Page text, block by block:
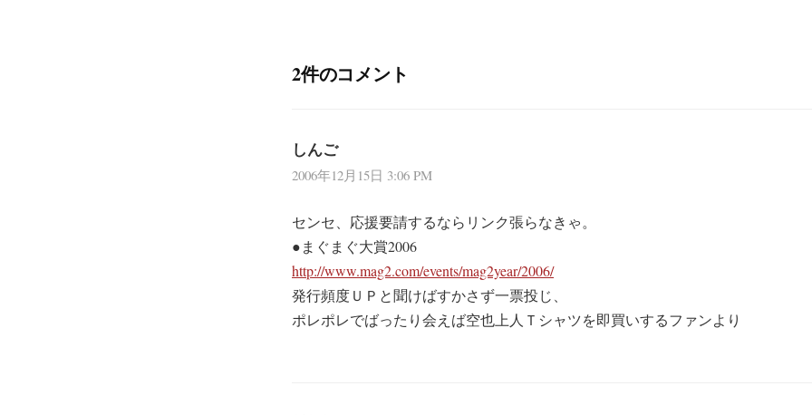
ゲ
シ
ョ
2件のコメント
しんご
2006年12月15日 3:06 PM
センセ、応援要請するならリンク張らなきゃ。
●まぐまぐ大賞2006
http://www.mag2.com/events/mag2year/2006/
発行頻度ＵＰと聞けばすかさず一票投じ、
ポレポレでばったり会えば空也上人Ｔシャツを即買いするファンより